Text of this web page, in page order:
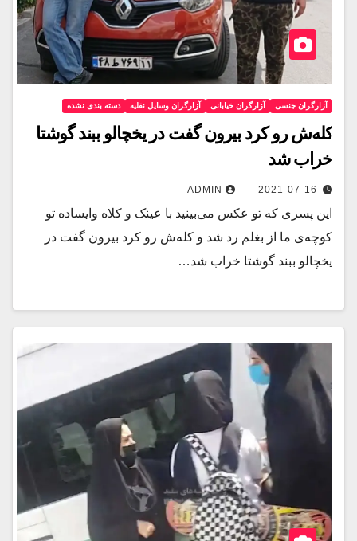
آزارگران جنسی آزارگران خیابانی آزارگران وسایل نقلیه دسته بندی نشده
کله‌ش رو کرد بیرون گفت در یخچالو ببند گوشتا
خراب شد
2021-07-16
ADMIN
این پسری که تو عکس می‌بینید با عینک و کلاه وایساده تو
کوچه‌ی ما از بغلم رد شد و کله‌ش رو کرد بیرون گفت در
یخچالو ببند گوشتا خراب شد…